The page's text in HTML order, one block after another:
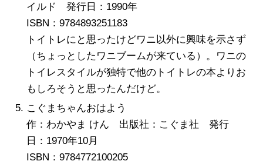
イルド 発行日：1990年
ISBN：9784893251183
トイトレにと思ったけどワニ以外に興味を示さず
（ちょっとしたワニブームが来ている）。ワニの
トイレスタイルが独特で他のトイトレの本よりお
もしろそうと思ったんだけど。
こぐまちゃんおはよう
作：わかやま けん 出版社：こぐま社 発行
日：1970年10月
ISBN：9784772100205